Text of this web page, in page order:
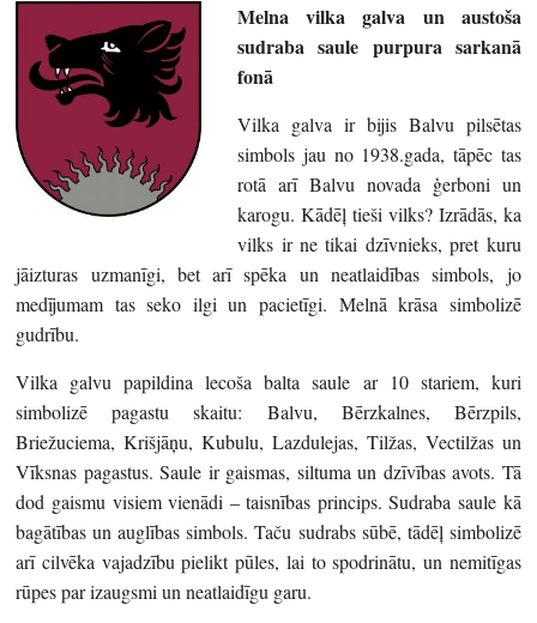
Melna vilka galva un austoša
sudraba saule purpura sarkanā
fonā
Vilka galva ir bijis Balvu pilsētas
simbols jau no 1938.gada, tāpēc tas
rotā arī Balvu novada ģerboni un
karogu. Kādēļ tieši vilks? Izrādās, ka
vilks ir ne tikai dzīvnieks, pret kuru
jāizturas uzmanīgi, bet arī spēka un neatlaidības simbols, jo
medījumam tas seko ilgi un pacietīgi. Melnā krāsa simbolizē
gudrību.
Vilka galvu papildina lecoša balta saule ar 10 stariem, kuri
simbolizē pagastu skaitu: Balvu, Bērzkalnes, Bērzpils,
Briežuciema, Krišjāņu, Kubulu, Lazdulejas, Tilžas, Vectilžas un
Vīksnas pagastus. Saule ir gaismas, siltuma un dzīvības avots. Tā
dod gaismu visiem vienādi – taisnības princips. Sudraba saule kā
bagātības un auglības simbols. Taču sudrabs sūbē, tādēļ simbolizē
arī cilvēka vajadzību pielikt pūles, lai to spodrinātu, un nemitīgas
rūpes par izaugsmi un neatlaidīgu garu.